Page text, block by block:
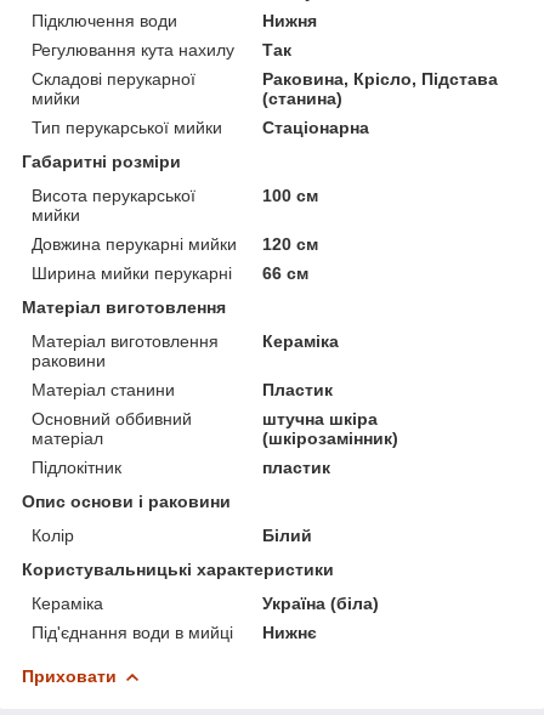
Підключення води
Нижня
Регулювання кута нахилу
Так
Складові перукарної
мийки
Раковина, Крісло, Підстава
(станина)
Тип перукарської мийки
Стаціонарна
Габаритні розміри
Висота перукарської
мийки
100 см
Довжина перукарні мийки
120 см
Ширина мийки перукарні
66 см
Матеріал виготовлення
Матеріал виготовлення
раковини
Кераміка
Матеріал станини
Пластик
Основний оббивний
матеріал
штучна шкіра
(шкірозамінник)
Підлокітник
пластик
Опис основи і раковини
Колір
Білий
Користувальницькі характеристики
Кераміка
Україна (біла)
Під'єднання води в мийці
Нижнє
Приховати